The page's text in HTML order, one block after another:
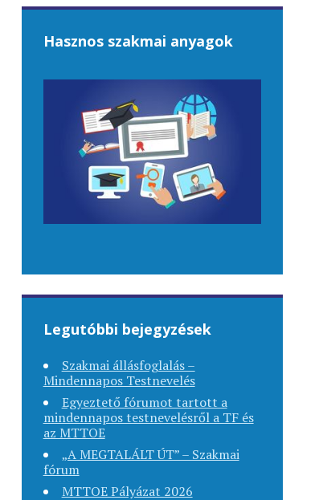
Hasznos szakmai anyagok
Legutóbbi bejegyzések
Szakmai állásfoglalás –
Mindennapos Testnevelés
Egyeztető fórumot tartott a
mindennapos testnevelésről a TF és
az MTTOE
„A MEGTALÁLT ÚT” – Szakmai
fórum
MTTOE Pályázat 2026